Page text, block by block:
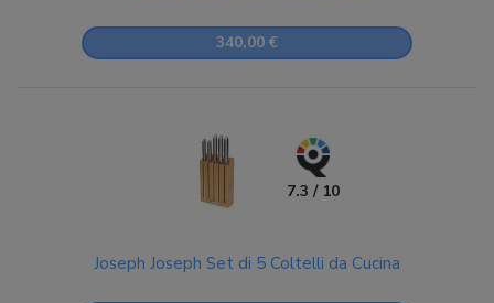
340,00 €
7.3 / 10
Joseph Joseph Set di 5 Coltelli da Cucina